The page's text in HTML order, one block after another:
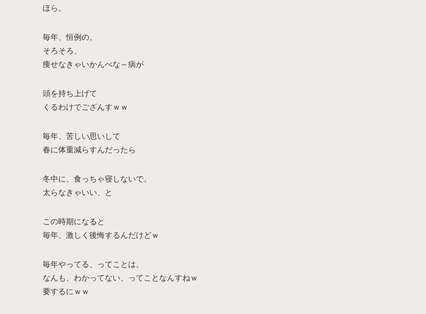
ほら。
毎年、恒例の。
そろそろ、
痩せなきゃいかんべな～病が
頭を持ち上げて
くるわけでござんすｗｗ
毎年、苦しい思いして
春に体重減らすんだったら
冬中に、食っちゃ寝しないで。
太らなきゃいい、と
この時期になると
毎年、激しく後悔するんだけどｗ
毎年やってる、ってことは。
なんも、わかってない、ってことなんすねｗ
要するにｗｗ